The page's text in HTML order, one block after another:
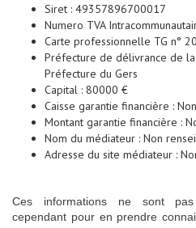
Siret : 49357896700017
Numero TVA
Carte professionnelle TG n°
Préfecture de délivrance de
Préfecture du Gers
Capital : 80000 €
Caisse garantie financière :
Montant garantie financière :
Nom du médiateur : Non
Adresse du site médiateur :
Ces informations ne sont pas
cependant pour en prendre